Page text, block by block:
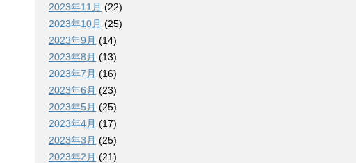
2023年11月 (22)
2023年10月 (25)
2023年9月 (14)
2023年8月 (13)
2023年7月 (16)
2023年6月 (23)
2023年5月 (25)
2023年4月 (17)
2023年3月 (25)
2023年2月 (21)